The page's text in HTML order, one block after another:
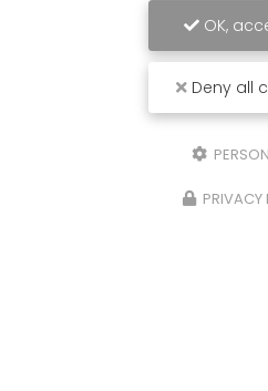
OK,
Deny all
PRIVACY